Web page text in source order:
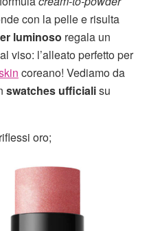
con la pelle e risulta
luminoso regala un
viso: l’alleato perfetto per
coreano! Vediamo da
swatches ufficialisu
oro;